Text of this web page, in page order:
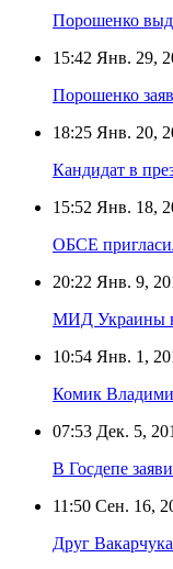
Порошенко
15:42 Янв. 29,
Порошенко
18:25 Янв. 20,
Кандидат в
15:52 Янв. 18,
ОБСЕ
20:22 Янв. 9,
МИД Украины
10:54 Янв. 1,
Комик
07:53 Дек. 5,
В Госдепе
11:50 Сен. 16,
Друг